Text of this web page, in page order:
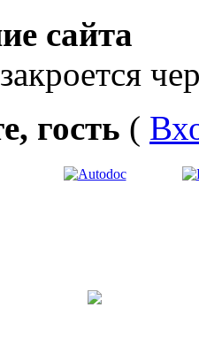
сайта
гость (